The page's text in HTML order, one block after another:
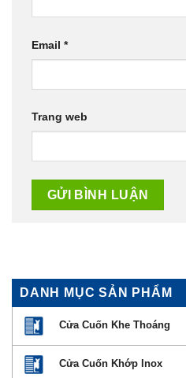
Email *
Trang web
DANH MỤC SẢN PHẨM
Cửa Cuốn Khe Thoáng
Cửa Cuốn Khớp Inox